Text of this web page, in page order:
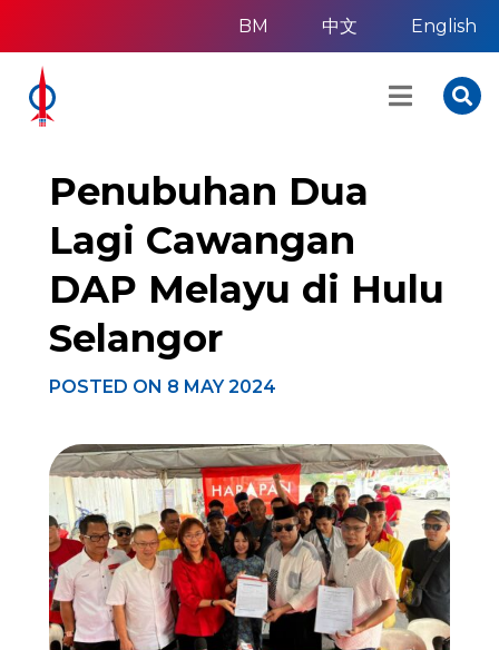
BM 中文 English
Penubuhan Dua
Lagi Cawangan
DAP Melayu di Hulu
Selangor
POSTED ON 8 MAY 2024